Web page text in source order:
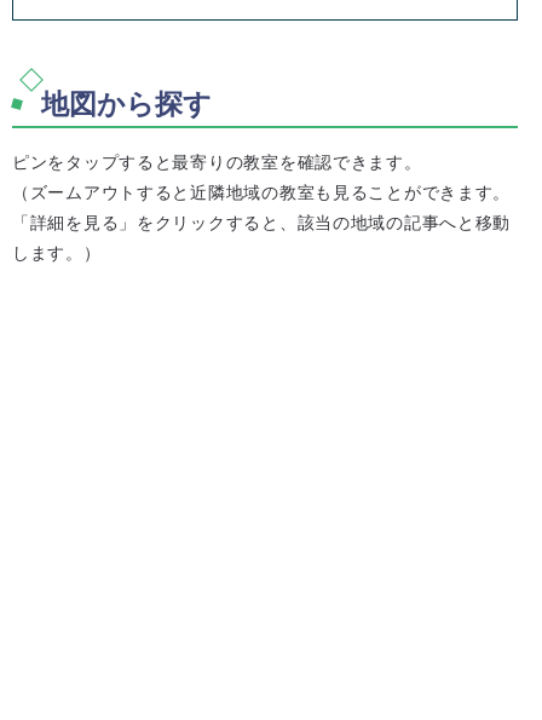
地図から探す
ピンをタップすると最寄りの教室を確認できます。
（ズームアウトすると近隣地域の教室も見ることができます。
「詳細を見る」をクリックすると、該当の地域の記事へと移動
します。）